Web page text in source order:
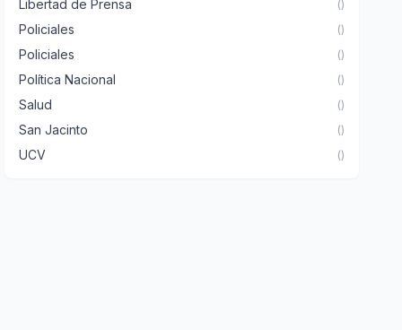
Libertad de Prensa ()
Policiales ()
Policiales ()
Política Nacional ()
Salud ()
San Jacinto ()
UCV ()